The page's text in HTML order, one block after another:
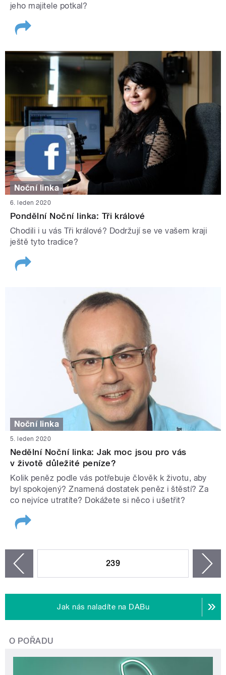
jeho majitele potkal?
Noční linka
6. leden 2020
Pondělní Noční linka: Tři králové
Chodili i u vás Tři králové? Dodržují se ve vašem kraji
ještě tyto tradice?
Noční linka
5. leden 2020
Nedělní Noční linka: Jak moc jsou pro vás
v životě důležité peníze?
Kolik peněz podle vás potřebuje člověk k životu, aby
byl spokojený? Znamená dostatek peněz i štěstí? Za
co nejvíce utratíte? Dokážete si něco i ušetřit?
239
Jak nás naladíte na DABu
O POŘADU